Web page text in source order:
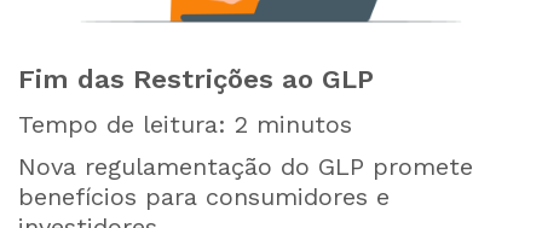
Fim das Restrições ao GLP
Tempo de leitura: 2 minutos
Nova regulamentação do GLP promete
benefícios para consumidores e